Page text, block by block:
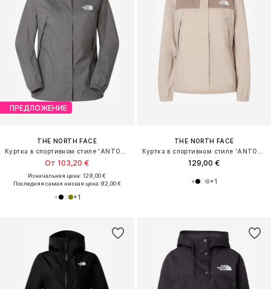
ПРЕДЛОЖЕНИЕ
THE NORTH FACE
От 103,20 €
Изначальная цена: 129,00 €
Последняя самая низкая цена:92,00 €
+1
THE NORTH FACE
129,00 €
+1